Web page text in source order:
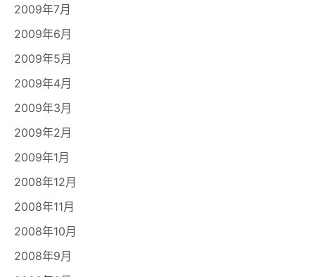
2009年7月
2009年6月
2009年5月
2009年4月
2009年3月
2009年2月
2009年1月
2008年12月
2008年11月
2008年10月
2008年9月